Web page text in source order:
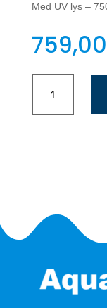
Med UV lys –
759,00
Aquael
filter